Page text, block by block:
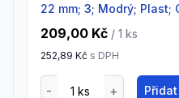
22 mm; 3; Modrý; Plast;
209,00 Kč / 1 ks
252,89 Kč s DPH